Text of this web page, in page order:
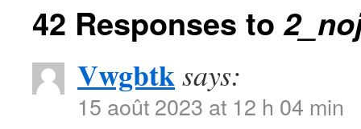
42 Responses to
Vwgbtksays:
15 août 2023 at 12 h 04 min